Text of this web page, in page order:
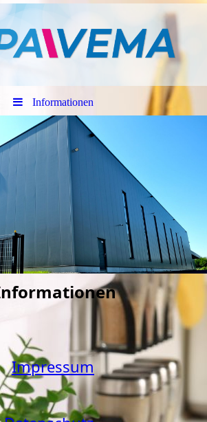
Informationen
Impressum